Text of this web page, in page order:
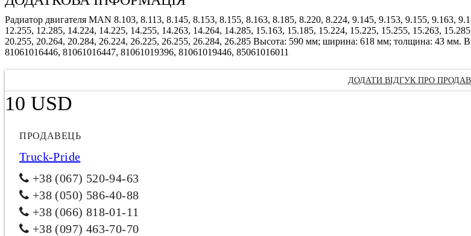
Радиатор двигателя MAN 8.103, 8.113, 8.145, 8.153, 8.155, 8.163, 8.185, 8.220, 8.224, 9.145, 9.153, 9.155, 9.163,
12.255, 12.285, 14.224, 14.225, 14.255, 14.263, 14.264, 14.285, 15.163, 15.185, 15.224, 15.225, 15.255, 15.263,
20.255, 20.264, 20.284, 26.224, 26.225, 26.255, 26.284, 26.285 Высота: 590 мм; ширина: 618 мм; толщина: 43 мм.
81061016446, 81061016447, 81061019396, 81061019446, 85061016011
ДОДАТИ ВІДГУК ПРО
10 USD
ПРОДАВЕЦЬ
Truck-Pride
+38 (067) 520-94-63
+38 (050) 586-40-88
+38 (066) 818-01-11
+38 (097) 463-70-70